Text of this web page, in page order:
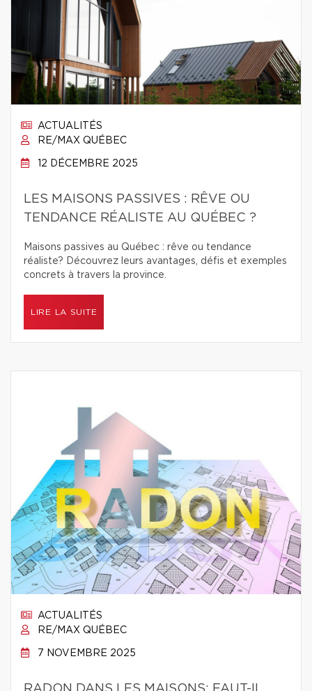
ACTUALITÉS
RE/MAX QUÉBEC
12 DÉCEMBRE 2025
LES MAISONS PASSIVES : RÊVE OU
TENDANCE RÉALISTE AU QUÉBEC ?
Maisons passives au Québec : rêve ou tendance
réaliste? Découvrez leurs avantages, défis et exemples
concrets à travers la province.
LIRE LA SUITE
ACTUALITÉS
RE/MAX QUÉBEC
7 NOVEMBRE 2025